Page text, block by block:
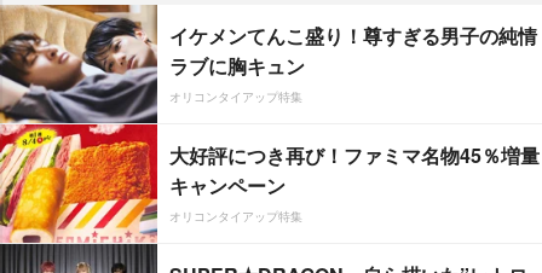
イケメンてんこ盛り！尊すぎる男子の純情
ラブに胸キュン
オリコンタイアップ特集
大好評につき再び！ファミマ名物45％増量
キャンペーン
オリコンタイアップ特集